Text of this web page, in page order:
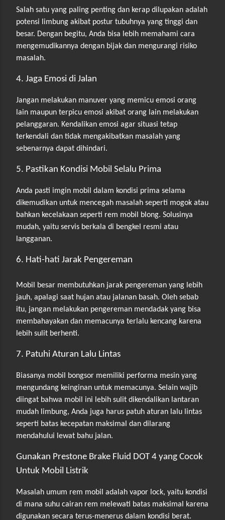
Salah satu yang paling penting dan kerap dilupakan adalah
potensi limbung akibat postur tubuhnya yang tinggi dan
besar. Dengan begitu, Anda bisa lebih memahami cara
mengemudikannya dengan bijak dan mengurangi risiko
masalah.
4. Jaga Emosi di Jalan
Jangan melakukan manuver yang memicu emosi orang
lain maupun terpicu emosi akibat orang lain melakukan
pelanggaran. Kendalikan emosi agar situasi tetap
terkendali dan tidak mengakibatkan masalah yang
sebenarnya dapat dihindari.
5. Pastikan Kondisi Mobil Selalu Prima
Anda pasti imgin mobil dalam kondisi prima selama
dikemudikan untuk mencegah masalah seperti mogok atau
bahkan kecelakaan seperti rem mobil blong. Solusinya
mudah, yaitu servis berkala di bengkel resmi atau
langganan.
6. Hati-hati Jarak Pengereman
Mobil besar membutuhkan jarak pengereman yang lebih
jauh, apalagi saat hujan atau jalanan basah. Oleh sebab
itu, jangan melakukan pengereman mendadak yang bisa
membahayakan dan memacunya terlalu kencang karena
lebih sulit berhenti.
7. Patuhi Aturan Lalu Lintas
Biasanya mobil bongsor memiliki performa mesin yang
mengundang keinginan untuk memacunya. Selain wajib
diingat bahwa mobil ini lebih sulit dikendalikan lantaran
mudah limbung, Anda juga harus patuh aturan lalu lintas
seperti batas kecepatan maksimal dan dilarang
mendahului lewat bahu jalan.
Gunakan Prestone Brake Fluid DOT 4 yang Cocok
Untuk Mobil Listrik
Masalah umum rem mobil adalah vapor lock, yaitu kondisi
di mana suhu cairan rem melewati batas maksimal karena
digunakan secara terus-menerus dalam kondisi berat.